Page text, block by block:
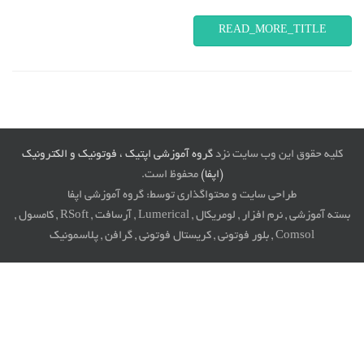
READ_MORE_TITLE
کلیه حقوق این وب سایت نزد گروه آموزشی اپتیک ، فوتونیک و الکترونیک
(اپفا)محفوظ است.
طراحی سایت و محتواگذاری توسط: گروه آموزشی اپفا
بسته آموزشی , نرم افزار , لومریکال , Lumerical , آرسافت , RSoft , کامسول ,
Comsol , بلور فوتونی , کریستال فوتونی , گرافن , پلاسمونیک